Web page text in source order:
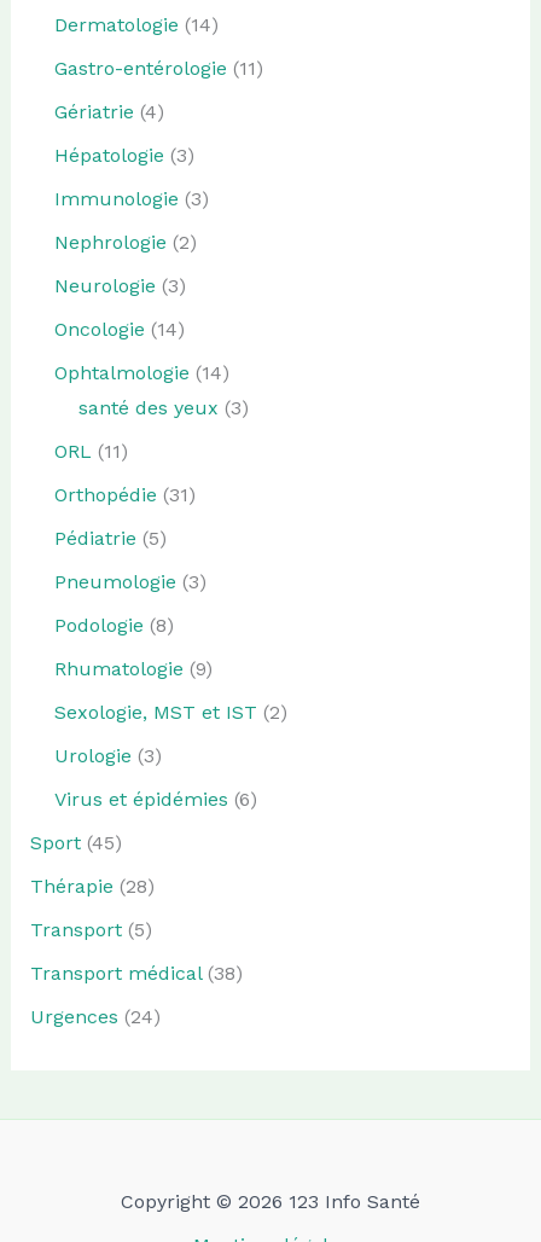
Dermatologie (14)
Gastro-entérologie (11)
Gériatrie (4)
Hépatologie (3)
Immunologie (3)
Nephrologie (2)
Neurologie (3)
Oncologie (14)
Ophtalmologie (14)
santé des yeux (3)
ORL (11)
Orthopédie (31)
Pédiatrie (5)
Pneumologie (3)
Podologie (8)
Rhumatologie (9)
Sexologie, MST et IST (2)
Urologie (3)
Virus et épidémies (6)
Sport(45)
Thérapie (28)
Transport(5)
Transport médical(38)
Urgences (24)
Copyright © 2026 123 Info Santé